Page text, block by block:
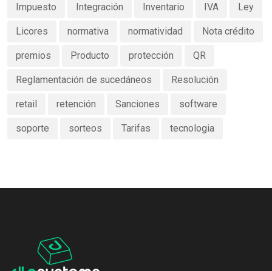
Impuesto Integración Inventario IVA Ley
Licores normativa normatividad Nota crédito
premios Producto protección QR
Reglamentación de sucedáneos Resolución
retail retención Sanciones software
soporte sorteos Tarifas tecnologia